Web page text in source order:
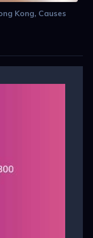
Kong, Causes